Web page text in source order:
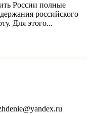
России полные
российского
Для этого...